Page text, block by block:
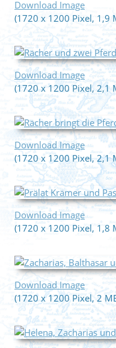
Download Image
(1720 x 1200 Pixel, 1,9
Download Image
(1720 x 1200 Pixel, 2,1
Download Image
(1720 x 1200 Pixel, 2,1
Download Image
(1720 x 1200 Pixel, 1,8
Download Image
(1720 x 1200 Pixel, 2